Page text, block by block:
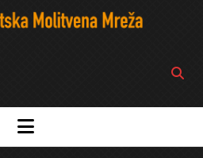
Open
bar
open
menu